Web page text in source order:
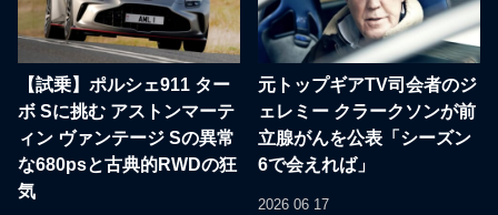
【試乗】ポルシェ911 ター
ボ Sに挑む アストンマーテ
ィン ヴァンテージ Sの異常
な680psと古典的RWDの狂
気
元トップギアTV司会者のジ
ェレミー クラークソンが前
立腺がんを公表「シーズン
6で会えれば」
2026 06 17